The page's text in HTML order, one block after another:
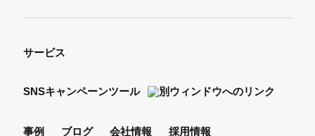
サービス
SNSキャンペーンツール
事例 ブログ 会社情報 採用情報